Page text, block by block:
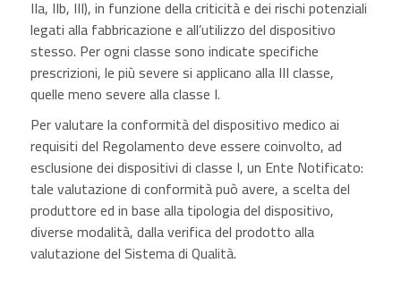
IIa, IIb, III), in funzione della criticità e dei rischi potenziali
legati alla fabbricazione e all’utilizzo del dispositivo
stesso. Per ogni classe sono indicate specifiche
prescrizioni, le più severe si applicano alla III classe,
quelle meno severe alla classe I.
Per valutare la conformità del dispositivo medico ai
requisiti del Regolamento deve essere coinvolto, ad
esclusione dei dispositivi di classe I, un Ente Notificato:
tale valutazione di conformità può avere, a scelta del
produttore ed in base alla tipologia del dispositivo,
diverse modalità, dalla verifica del prodotto alla
valutazione del Sistema di Qualità.